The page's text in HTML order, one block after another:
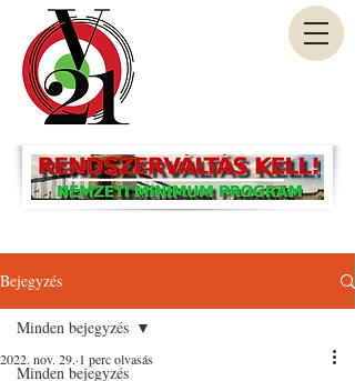
Bejegyzés
Minden bejegyzés
Minden bejegyzés
2022. nov. 29. 1 perc olvasás